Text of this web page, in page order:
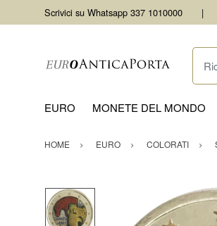
Scrivici su Whatsapp 337 1010000
EURO MONETE DEL MONDO
HOME EURO COLORATI